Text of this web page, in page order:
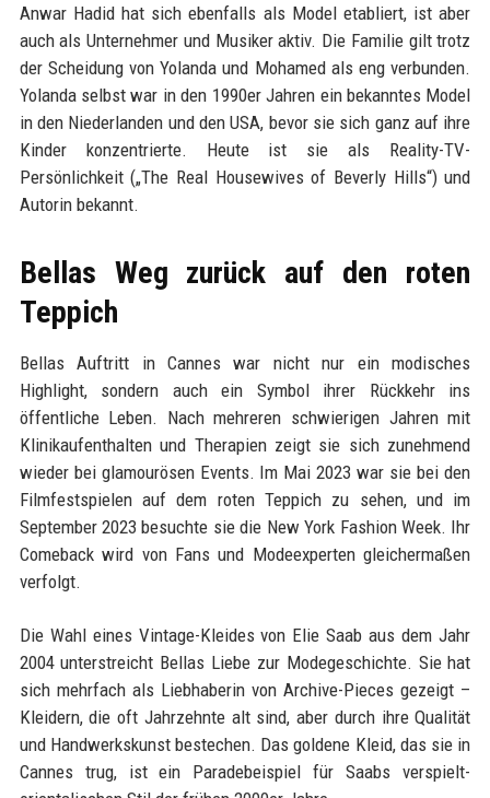
Anwar Hadid hat sich ebenfalls als Model etabliert, ist aber
auch als Unternehmer und Musiker aktiv. Die Familie gilt trotz
der Scheidung von Yolanda und Mohamed als eng verbunden.
Yolanda selbst war in den 1990er Jahren ein bekanntes Model
in den Niederlanden und den USA, bevor sie sich ganz auf ihre
Kinder konzentrierte. Heute ist sie als Reality-TV-
Persönlichkeit („The Real Housewives of Beverly Hills“) und
Autorin bekannt.
Bellas Weg zurück auf den roten
Teppich
Bellas Auftritt in Cannes war nicht nur ein modisches
Highlight, sondern auch ein Symbol ihrer Rückkehr ins
öffentliche Leben. Nach mehreren schwierigen Jahren mit
Klinikaufenthalten und Therapien zeigt sie sich zunehmend
wieder bei glamourösen Events. Im Mai 2023 war sie bei den
Filmfestspielen auf dem roten Teppich zu sehen, und im
September 2023 besuchte sie die New York Fashion Week. Ihr
Comeback wird von Fans und Modeexperten gleichermaßen
verfolgt.
Die Wahl eines Vintage-Kleides von Elie Saab aus dem Jahr
2004 unterstreicht Bellas Liebe zur Modegeschichte. Sie hat
sich mehrfach als Liebhaberin von Archive-Pieces gezeigt –
Kleidern, die oft Jahrzehnte alt sind, aber durch ihre Qualität
und Handwerkskunst bestechen. Das goldene Kleid, das sie in
Cannes trug, ist ein Paradebeispiel für Saabs verspielt-